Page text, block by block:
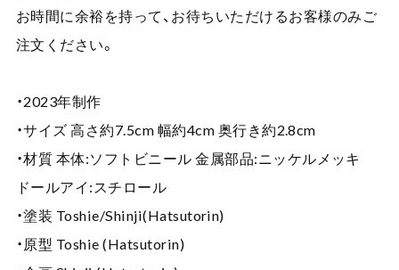
お時間に余裕を持って、お待ちいただけるお客様のみご
注文ください。
・2023年制作
・サイズ 高さ約7.5cm 幅約4cm 奥行き約2.8cm
・材質 本体:ソフトビニール 金属部品:ニッケルメッキ
ドールアイ:スチロール
・塗装 Toshie/Shinji(Hatsutorin)
・原型 Toshie (Hatsutorin)